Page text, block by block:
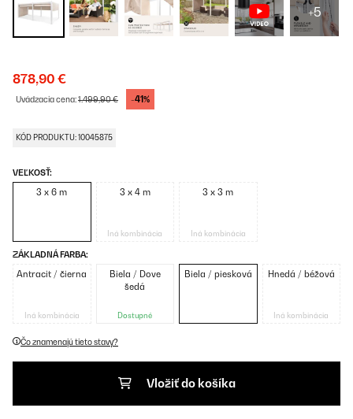
+5
878,90 €
Uvádzacia cena:1.499,90 € -41%
KÓD PRODUKTU: 10045875
VEĽKOSŤ:
3 x 6 m 3 x 4 m
Iná kombinácia
3 x 3 m
Iná kombinácia
ZÁKLADNÁ FARBA:
Antracit / čierna
Iná kombinácia
Biela / Dove
šedá
Dostupné
Biela / piesková Hnedá / béžová
Iná kombinácia
Čo znamenajú tieto stavy?
Vložiť do košíka